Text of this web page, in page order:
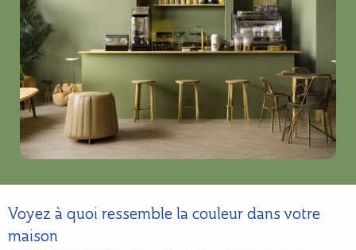
Voyez à quoi ressemble la couleur dans votre
maison